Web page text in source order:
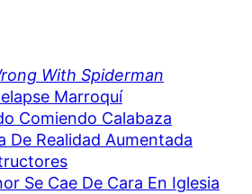
With Spiderman
Marroquí
Comiendo Calabaza
De Realidad Aumentada
Se Cae De Cara En Iglesia